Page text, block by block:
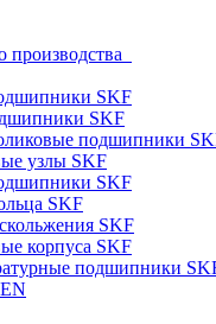
SKF
SKF
подшипники
узлы SKF
SKF
SKF
SKF
корпуса SKF
подшипники